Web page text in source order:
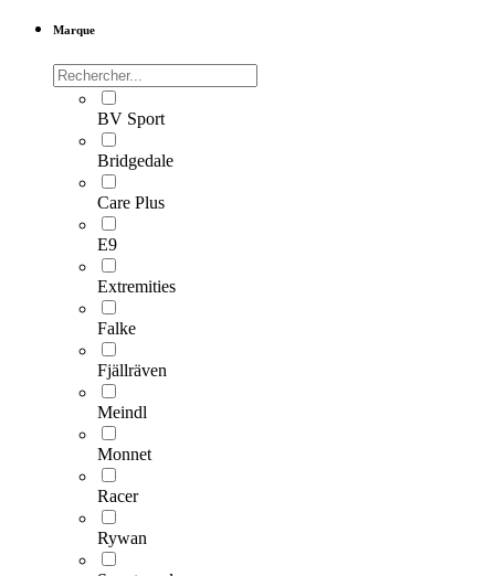
Marque
BV Sport
Bridgedale
Care Plus
E9
Extremities
Falke
Fjällräven
Meindl
Monnet
Racer
Rywan